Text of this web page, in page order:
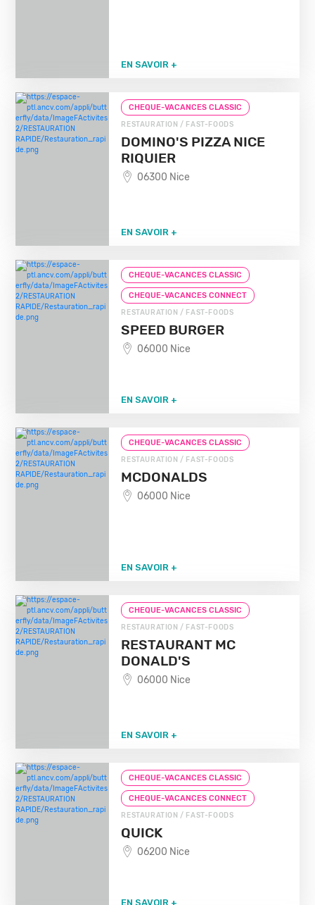
EN SAVOIR +
CHEQUE-VACANCES CLASSIC
RESTAURATION / FAST-FOODS
DOMINO'S PIZZA NICE
RIQUIER
06300 Nice
EN SAVOIR +
CHEQUE-VACANCES CLASSIC
CHEQUE-VACANCES CONNECT
RESTAURATION / FAST-FOODS
SPEED BURGER
06000 Nice
EN SAVOIR +
CHEQUE-VACANCES CLASSIC
RESTAURATION / FAST-FOODS
MCDONALDS
06000 Nice
EN SAVOIR +
CHEQUE-VACANCES CLASSIC
RESTAURATION / FAST-FOODS
RESTAURANT MC
DONALD'S
06000 Nice
EN SAVOIR +
CHEQUE-VACANCES CLASSIC
CHEQUE-VACANCES CONNECT
RESTAURATION / FAST-FOODS
QUICK
06200 Nice
EN SAVOIR +